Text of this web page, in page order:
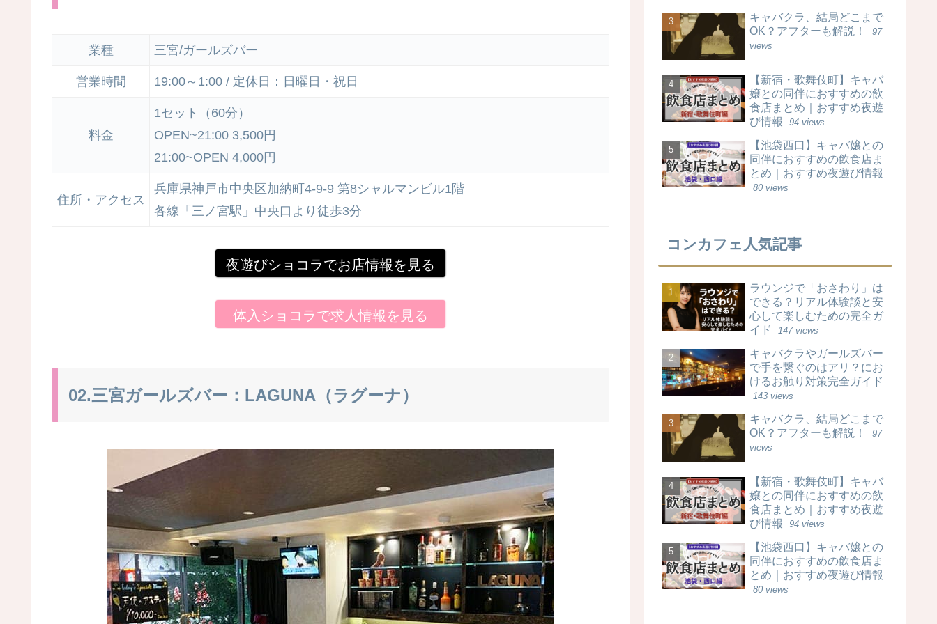
業種 三宮/ガールズバー
営業時間 19:00～1:00 / 定休日：日曜日・祝日
料金
1セット（60分）
OPEN~21:00 3,500円
21:00~OPEN 4,000円
住所・アクセス
兵庫県神戸市中央区加納町4-9-9 第8シャルマンビル1階
各線「三ノ宮駅」中央口より徒歩3分
夜遊びショコラでお店情報を見る
体入ショコラで求人情報を見る
02.三宮ガールズバー：LAGUNA（ラグーナ）
キャバクラ、結局どこまで
OK？アフターも解説！
97
views
【新宿・歌舞伎町】キャバ
嬢との同伴におすすめの飲
食店まとめ｜おすすめ夜遊
び情報
94 views
【池袋西口】キャバ嬢との
同伴におすすめの飲食店ま
とめ｜おすすめ夜遊び情報
80 views
コンカフェ人気記事
ラウンジで「おさわり」は
できる？リアル体験談と安
心して楽しむための完全ガ
イド
147 views
キャバクラやガールズバー
で手を繋ぐのはアリ？にお
けるお触り対策完全ガイド
143 views
キャバクラ、結局どこまで
OK？アフターも解説！
97
views
【新宿・歌舞伎町】キャバ
嬢との同伴におすすめの飲
食店まとめ｜おすすめ夜遊
び情報
94 views
【池袋西口】キャバ嬢との
同伴におすすめの飲食店ま
とめ｜おすすめ夜遊び情報
80 views